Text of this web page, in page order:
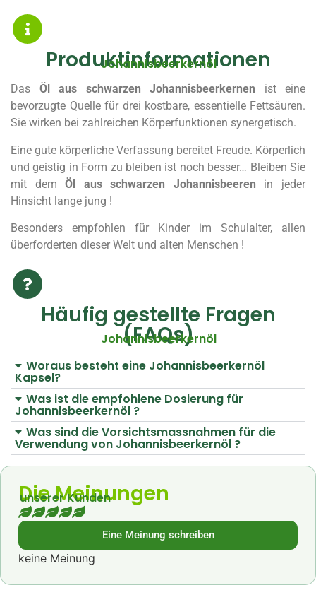
Produktinformationen
Johannisbeerkernöl
Das Öl aus schwarzen Johannisbeerkernen ist eine
bevorzugte Quelle für drei kostbare, essentielle Fettsäuren.
Sie wirken bei zahlreichen Körperfunktionen synergetisch.
Eine gute körperliche Verfassung bereitet Freude. Körperlich
und geistig in Form zu bleiben ist noch besser… Bleiben Sie
mit demÖl aus schwarzen Johannisbeeren in jeder
Hinsicht lange jung !
Besonders empfohlen für Kinder im Schulalter, allen
überforderten dieser Welt und alten Menschen !
Häufig gestellte Fragen
(FAQs)
Johannisbeerkernöl
Woraus besteht eine Johannisbeerkernöl
Kapsel?
Was ist die empfohlene Dosierung für
Johannisbeerkernöl ?
Was sind die Vorsichtsmassnahmen für die
Verwendung von Johannisbeerkernöl ?
Die Meinungen
unserer Kunden
Eine Meinung schreiben
keine Meinung